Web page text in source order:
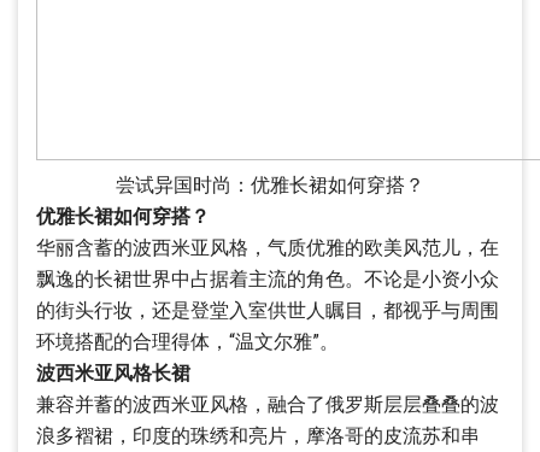
尝试异国时尚：优雅长裙如何穿搭？
优雅长裙如何穿搭？
华丽含蓄的波西米亚风格，气质优雅的欧美风范儿，在
飘逸的长裙世界中占据着主流的角色。不论是小资小众
的街头行妆，还是登堂入室供世人瞩目，都视乎与周围
环境搭配的合理得体，“温文尔雅”。
波西米亚风格长裙
兼容并蓄的波西米亚风格，融合了俄罗斯层层叠叠的波
浪多褶裙，印度的珠绣和亮片，摩洛哥的皮流苏和串